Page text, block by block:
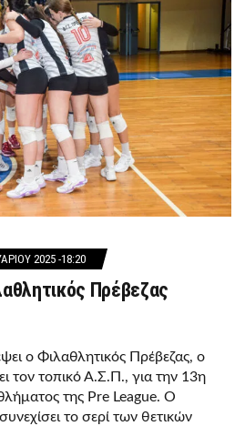
2025 -18:20
Πρέβεζας
ο Φιλαθλητικός Πρέβεζας, ο
τον τοπικό Α.Σ.Π., για την 13η
της Pre League. Ο
το σερί των θετικών